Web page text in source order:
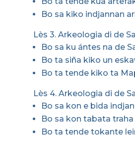
Bo sa kiko indjannan
Lès 3. Arkeologia di de
Bo sa ku ántes na de
Bo ta siña kiko un
Bo ta tende kiko ta
Lès 4. Arkeologia di de
Bo sa kon e bida
Bo sa kon tabata
Bo ta tende tokante